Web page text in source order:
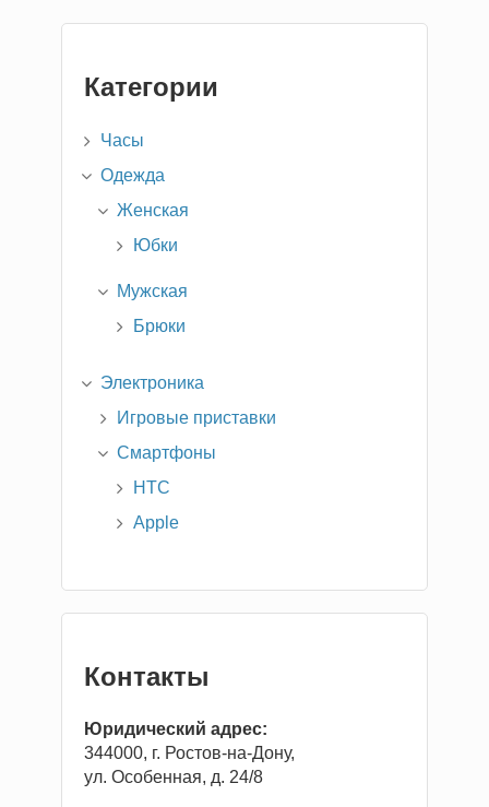
Категории
Часы
Одежда
Женская
Юбки
Мужская
Брюки
Электроника
Игровые приставки
Смартфоны
HTC
Apple
Контакты
Юридический адрес:
344000, г. Ростов-на-Дону,
ул. Особенная, д. 24/8